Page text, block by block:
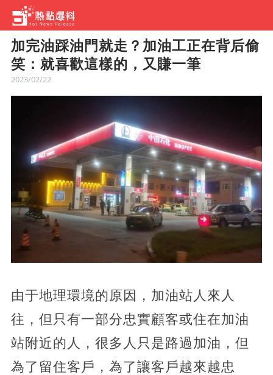
加完油踩油門就走？加油工正在背后偷
笑：就喜歡這樣的，又賺一筆
2023/02/22
由于地理環境的原因，加油站人來人
往，但只有一部分忠實顧客或住在加油
站附近的人，很多人只是路過加油，但
為了留住客戶，為了讓客戶越來越忠